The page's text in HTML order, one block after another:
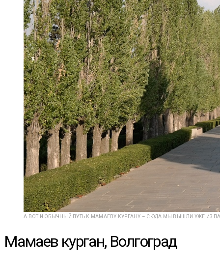
А ВОТ И ОБЫЧНЫЙ ПУТЬ К МАМАЕВУ КУРГАНУ – СЮДА МЫ ВЫШЛИ УЖЕ ИЗ
Мамаев курган, Волгоград